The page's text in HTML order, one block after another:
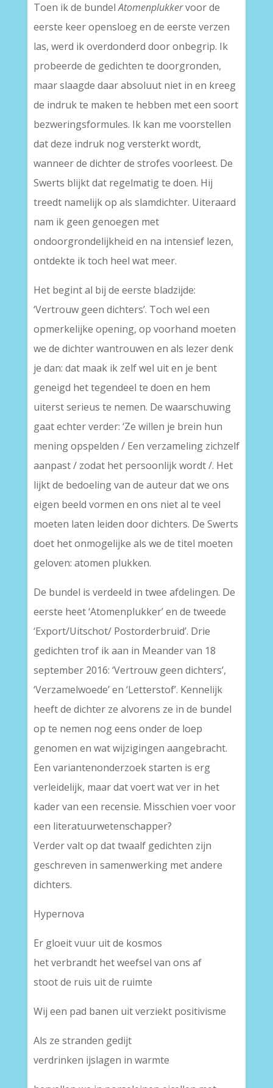
Toen ik de bundelAtomenplukkervoor de
eerste keer opensloeg en de eerste verzen
las, werd ik overdonderd door onbegrip. Ik
probeerde de gedichten te doorgronden,
maar slaagde daar absoluut niet in en kreeg
de indruk te maken te hebben met een soort
bezweringsformules. Ik kan me voorstellen
dat deze indruk nog versterkt wordt,
wanneer de dichter de strofes voorleest. De
Swerts blijkt dat regelmatig te doen. Hij
treedt namelijk op als slamdichter. Uiteraard
nam ik geen genoegen met
ondoorgrondelijkheid en na intensief lezen,
ontdekte ik toch heel wat meer.
Het begint al bij de eerste bladzijde:
‘Vertrouw geen dichters’. Toch wel een
opmerkelijke opening, op voorhand moeten
we de dichter wantrouwen en als lezer denk
je dan: dat maak ik zelf wel uit en je bent
geneigd het tegendeel te doen en hem
uiterst serieus te nemen. De waarschuwing
gaat echter verder: ‘Ze willen je brein hun
mening opspelden / Een verzameling zichzelf
aanpast / zodat het persoonlijk wordt /. Het
lijkt de bedoeling van de auteur dat we ons
eigen beeld vormen en ons niet al te veel
moeten laten leiden door dichters. De Swerts
doet het onmogelijke als we de titel moeten
geloven: atomen plukken.
De bundel is verdeeld in twee afdelingen. De
eerste heet ‘Atomenplukker’ en de tweede
‘Export/Uitschot/ Postorderbruid’. Drie
gedichten trof ik aan in Meander van 18
september 2016: ‘Vertrouw geen dichters’,
‘Verzamelwoede’ en ‘Letterstof’. Kennelijk
heeft de dichter ze alvorens ze in de bundel
op te nemen nog eens onder de loep
genomen en wat wijzigingen aangebracht.
Een variantenonderzoek starten is erg
verleidelijk, maar dat voert wat ver in het
kader van een recensie. Misschien voer voor
een literatuurwetenschapper?
Verder valt op dat twaalf gedichten zijn
geschreven in samenwerking met andere
dichters.
Hypernova
Er gloeit vuur uit de kosmos
het verbrandt het weefsel van ons af
stoot de ruis uit de ruimte
Wij een pad banen uit verziekt positivisme
Als ze stranden gedijt
verdrinken ijslagen in warmte